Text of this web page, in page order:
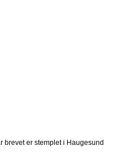
brevet er stemplet i Haugesund